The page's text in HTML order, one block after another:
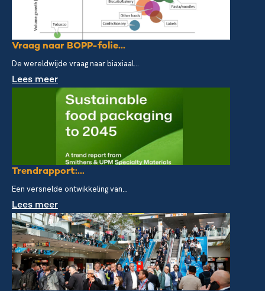
Vraag naar BOPP-folie...
De wereldwijde vraag naar biaxiaal...
Lees meer
Trendrapport:...
Een versnelde ontwikkeling van...
Lees meer